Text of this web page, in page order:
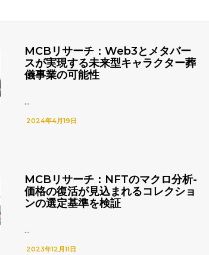
MCBリサーチ：Web3とメタバー
スが実現する未来型キャラクター葬
儀事業の可能性
...
2024年4月19日
MCBリサーチ：NFTのマクロ分析-
価格の復活が見込まれるコレクショ
ンの選定基準を検証
...
2023年12月11日